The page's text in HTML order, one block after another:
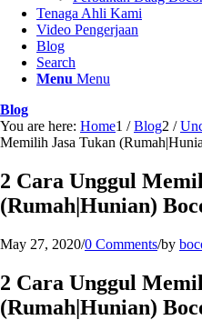
Tenaga Ahli Kami
Video Pengerjaan
Blog
Search
Menu Menu
Blog
You are here: Home1 / Blog2 /
Memilih Jasa Tukan
2 Cara Unggul
(Rumah|Hunian)
May 27, 2020/0 Comments/by
2 Cara Unggul
(Rumah|Hunian)